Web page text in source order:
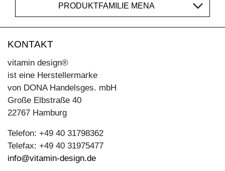
PRODUKTFAMILIE MENA
KONTAKT
vitamin design®
ist eine Herstellermarke
von DONA Handelsges. mbH
Große Elbstraße 40
22767 Hamburg
Telefon: +49 40 31798362
Telefax: +49 40 31975477
info@vitamin-design.de